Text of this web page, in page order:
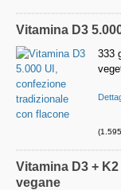
Vitamina D3
333
Vitamina D3 +
vegane